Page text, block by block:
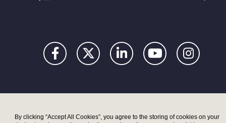
By clicking “Accept All Cookies”, you agree to the storing of cookies on your
Accessibility
Modern